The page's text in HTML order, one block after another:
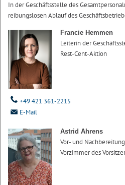
In der Geschäftsstelle des
reibungslosen Ablauf des
Francie Hemmen
Leiterin der
Rest-Cent-Aktion
+49 421 361-2215
E-Mail
Astrid Ahrens
Vor- und
Vorzimmer des